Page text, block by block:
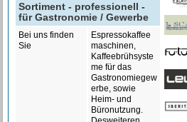
Sortiment - professionell -
für Gastronomie / Gewerbe
Bei uns finden
Sie
Espressokaffee
maschinen,
Kaffeebrühsyste
me für das
Gastronomiegew
erbe, sowie
Heim- und
Büronutzung.